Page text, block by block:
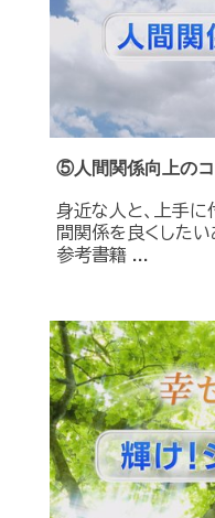
⑤人間関係向上のコ
身近な人と、上手に
間関係を良くしたい
参考書籍 ...